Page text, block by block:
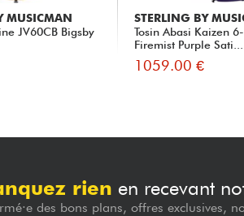
MUSICMAN
JV60CB Bigsby
STERLING BY
Tosin Abasi Kaizen
Firemist Purple Sati...
1059.00 €
rien en recevant
des bons plans, offres exclusives,